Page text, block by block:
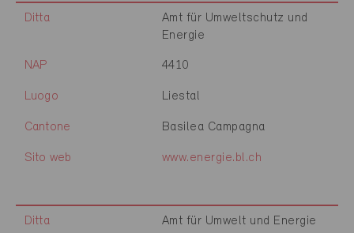
Ditta
Amt für Umweltschutz und
Energie
NAP 4410
Luogo Liestal
Cantone Basilea Campagna
Sito web www.energie.bl.ch
Ditta Amt für Umwelt und Energie